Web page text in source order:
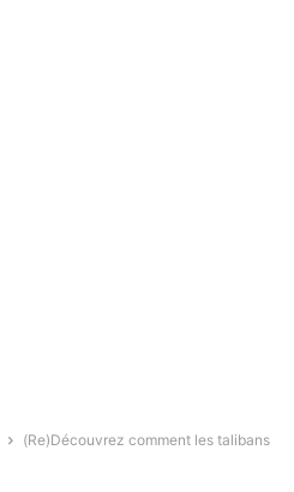
(Re)Découvrez comment les talibans